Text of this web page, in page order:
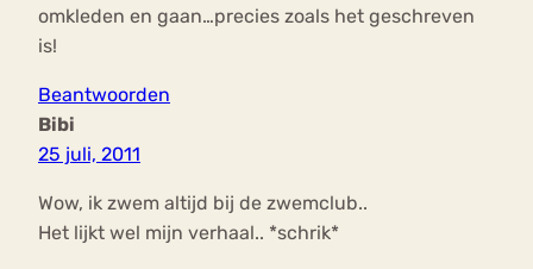
omkleden en gaan…precies zoals het geschreven
is!
Beantwoorden
Bibi
25 juli, 2011
Wow, ik zwem altijd bij de zwemclub..
Het lijkt wel mijn verhaal.. *schrik*